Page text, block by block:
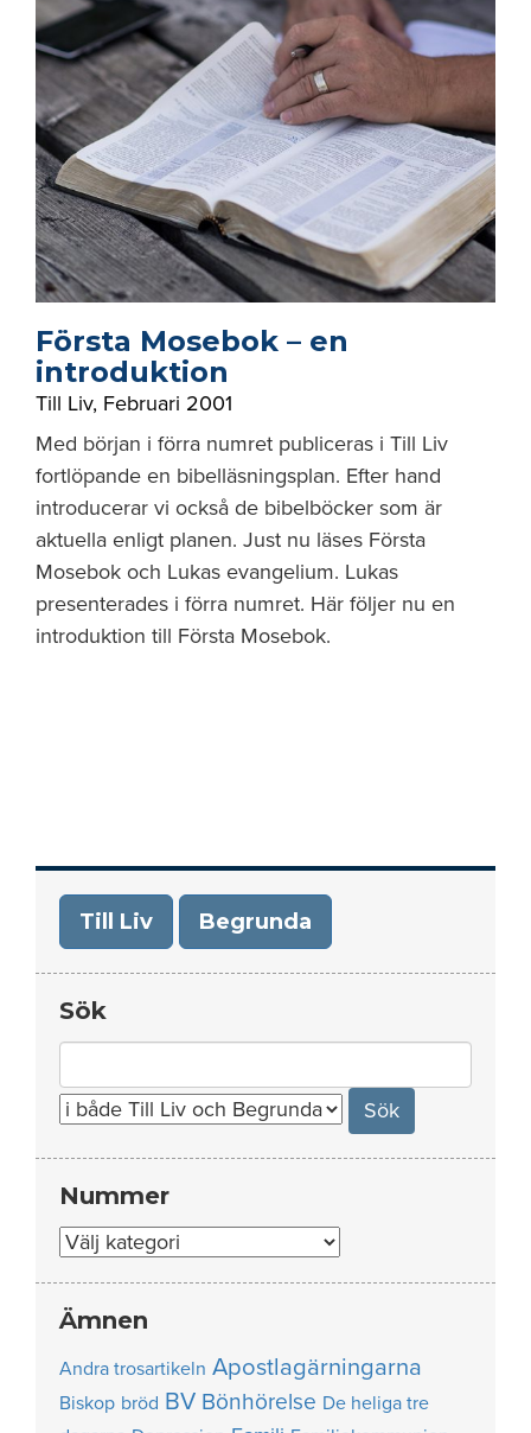
Första Mosebok – en
introduktion
Till Liv, Februari 2001
Med början i förra numret publiceras i Till Liv
fortlöpande en bibelläsningsplan. Efter hand
introducerar vi också de bibelböcker som är
aktuella enligt planen. Just nu läses Första
Mosebok och Lukas evangelium. Lukas
presenterades i förra numret. Här följer nu en
introduktion till Första Mosebok.
Till Liv Begrunda
Sök
for:
Nummer
Nummer
Ämnen
Andra trosartikeln Apostlagärningarna
Biskop bröd BV Bönhörelse De heliga tre